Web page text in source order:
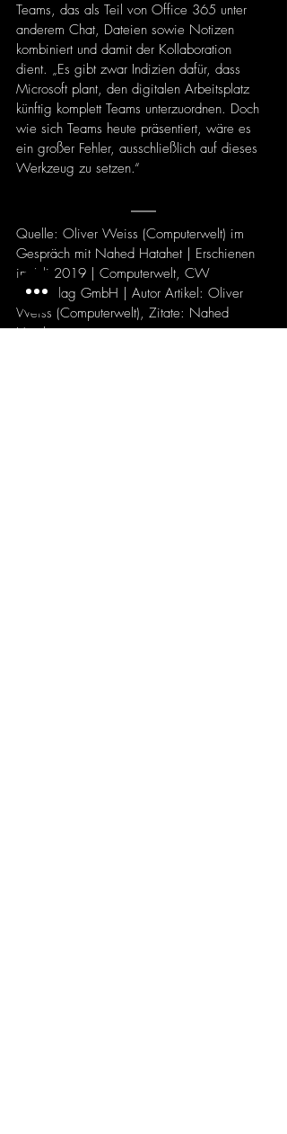
Teams, das als Teil von Office 365 unter
anderem Chat, Dateien sowie Notizen
kombiniert und damit der Kollaboration
dient. „Es gibt zwar Indizien dafür, dass
Microsoft plant, den digitalen Arbeitsplatz
künftig komplett Teams unterzuordnen. Doch
wie sich Teams heute präsentiert, wäre es
ein großer Fehler, ausschließlich auf dieses
Werkzeug zu setzen.“
Quelle: Oliver Weiss (Computerwelt) im
Gespräch mit Nahed Hatahet | Erschienen
im Juli 2019 | Computerwelt, CW
Fachverlag GmbH | Autor Artikel: Oliver
Weiss (Computerwelt), Zitate: Nahed
Hatahet